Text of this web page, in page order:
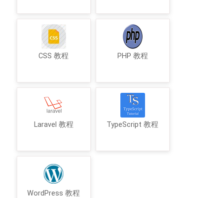
CSS 教程 PHP 教程
Laravel 教程 TypeScript 教程
WordPress 教程